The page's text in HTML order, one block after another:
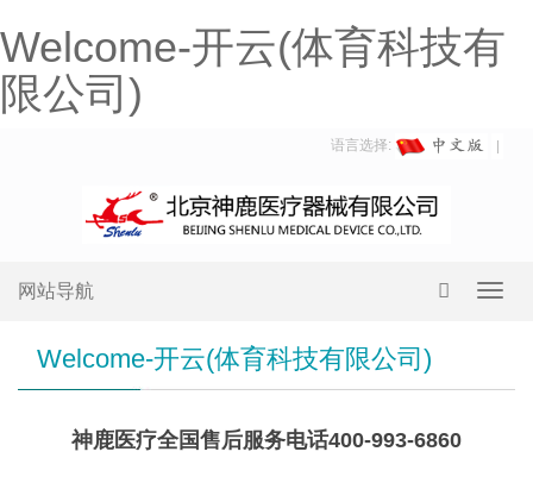
Welcome-开云(体育科技有
限公司)
语言选择:
网站导航
Welcome-开云(体育科技有限公司)
神鹿医疗全国售后服务电话400-993-6860